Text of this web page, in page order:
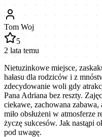
Tom Woj
5
2 lata temu
Nietuzinkowe miejsce,
hałasu dla rodziców i z
zdecydowanie woli gdy
Pana Adriana bez reszty.
ciekawe, zachowana
miło obsłużeni w atmosferze
życzę sukcesów. Jak nastąpi
pod uwagę.